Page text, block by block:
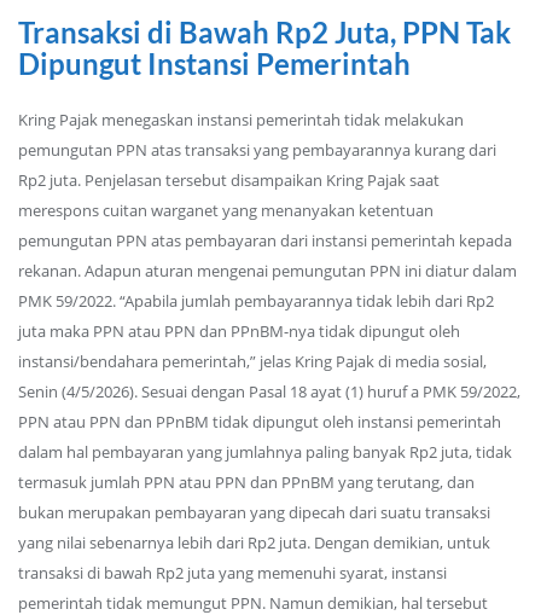
Transaksi di Bawah Rp2 Juta, PPN Tak
Dipungut Instansi Pemerintah
Kring Pajak menegaskan instansi pemerintah tidak melakukan
pemungutan PPN atas transaksi yang pembayarannya kurang dari
Rp2 juta. Penjelasan tersebut disampaikan Kring Pajak saat
merespons cuitan warganet yang menanyakan ketentuan
pemungutan PPN atas pembayaran dari instansi pemerintah kepada
rekanan. Adapun aturan mengenai pemungutan PPN ini diatur dalam
PMK 59/2022. “Apabila jumlah pembayarannya tidak lebih dari Rp2
juta maka PPN atau PPN dan PPnBM-nya tidak dipungut oleh
instansi/bendahara pemerintah,” jelas Kring Pajak di media sosial,
Senin (4/5/2026). Sesuai dengan Pasal 18 ayat (1) huruf a PMK 59/2022,
PPN atau PPN dan PPnBM tidak dipungut oleh instansi pemerintah
dalam hal pembayaran yang jumlahnya paling banyak Rp2 juta, tidak
termasuk jumlah PPN atau PPN dan PPnBM yang terutang, dan
bukan merupakan pembayaran yang dipecah dari suatu transaksi
yang nilai sebenarnya lebih dari Rp2 juta. Dengan demikian, untuk
transaksi di bawah Rp2 juta yang memenuhi syarat, instansi
pemerintah tidak memungut PPN. Namun demikian, hal tersebut